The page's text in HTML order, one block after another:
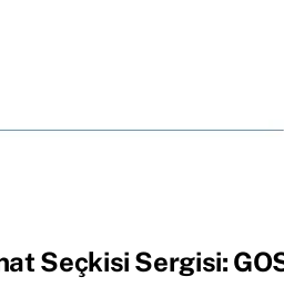
Seçkisi Sergisi: